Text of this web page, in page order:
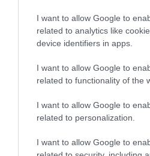
I want to allow Google to
related to analytics like
device identifiers in apps.
I want to allow Google to
related to functionality of the
I want to allow Google to
related to personalization.
I want to allow Google to
ΔΕΙΤΕ ΤΗΝ ΚΙΝΗΣΗ
Κίνηση Τώρα: Live